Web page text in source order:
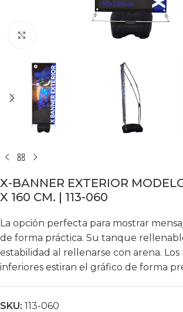
X-BANNER EXTERIOR
X 160 CM. | 113-060
La opción perfecta para mostrar
de forma práctica. Su tanque
estabilidad al rellenarse con arena. Los
inferiores estiran el gráfico de forma
SKU: 113-060